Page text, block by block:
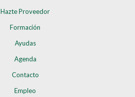
Hazte Proveedor
Formación
Ayudas
Agenda
Contacto
Empleo